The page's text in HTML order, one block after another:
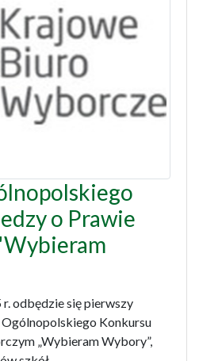
o Prawie
odbędzie się pierwszy
Konkursu
„Wybieram Wybory”,